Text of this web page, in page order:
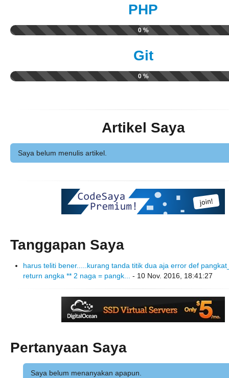
PHP
0 %
Git
0 %
Artikel Saya
Saya belum menulis artikel.
Tanggapan Saya
harus teliti bener.....kurang tanda titik dua aja error def
return angka ** 2 naga = pangk... - 10 Nov. 2016, 18:41:27
Pertanyaan Saya
Saya belum menanyakan apapun.